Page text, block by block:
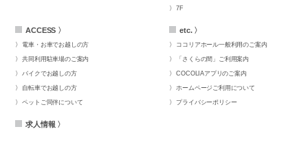
7F
ACCESS 〉
電車・お車でお越しの方
共同利用駐車場のご案内
バイクでお越しの方
自転車でお越しの方
ペットご同伴について
etc. 〉
ココリアホール一般利用のご案内
「さくらの間」ご利用案内
COCOLIAアプリのご案内
ホームページご利用について
プライバシーポリシー
求人情報 〉